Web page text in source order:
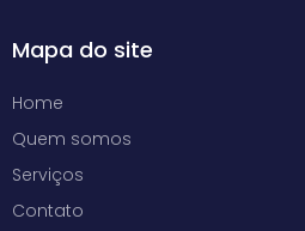
Mapa do site
Home
Quem somos
Serviços
Contato